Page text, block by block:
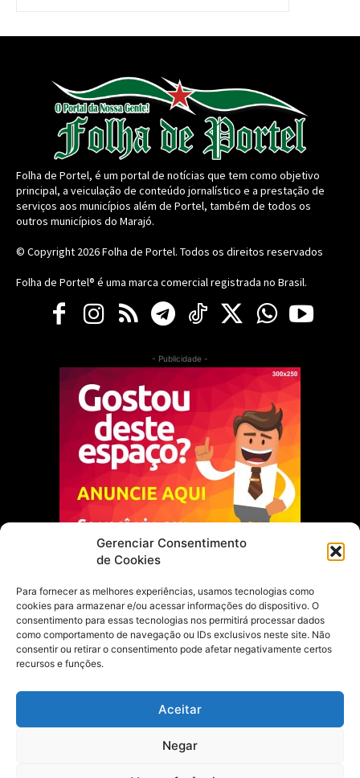
Gerenciar Consentimento
de Cookies
Para fornecer as melhores experiências, usamos tecnologias como
cookies para armazenar e/ou acessar informações do dispositivo. O
consentimento para essas tecnologias nos permitirá processar dados
como comportamento de navegação ou IDs exclusivos neste site. Não
consentir ou retirar o consentimento pode afetar negativamente certos
recursos e funções.
Aceitar
Negar
Folha de Portel, é um portal de notícias que tem como objetivo
principal, a veiculação de conteúdo jornalístico e a prestação de
serviços aos municípios além de Portel, também de todos os
outros municípios do Marajó.
© Copyright 2026Folha de Portel. Todos os direitos reservados
Folha de Portel® é uma marca comercial registrada no Brasil.
- Publicidade -
Escolha do Editor
Justiça Itinerante garante regularização
fundiária e casamento comunitário para
famílias em Portel
21 de maio de 2026
feminino pelos Jogos Estudantis Paraenses